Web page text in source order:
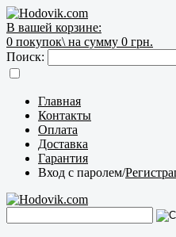
В вашей корзине:
0 покупок\ на сумму 0 грн.
Поиск:
Главная
Контакты
Оплата
Доставка
Гарантия
Вход с паролем/